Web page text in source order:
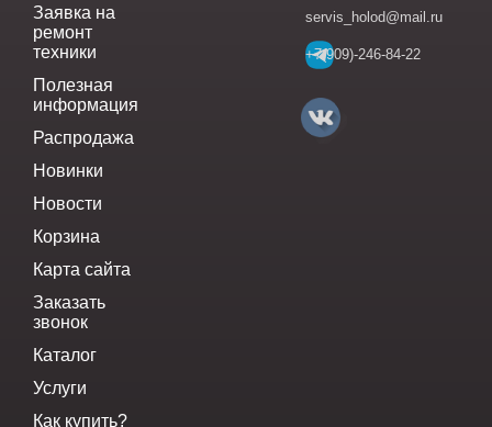
Заявка на
ремонт
техники
Полезная
информация
Распродажа
Новинки
Новости
Корзина
Карта сайта
Заказать
звонок
Каталог
Услуги
Как купить?
servis_holod@mail.ru
+7(909)-246-84-22